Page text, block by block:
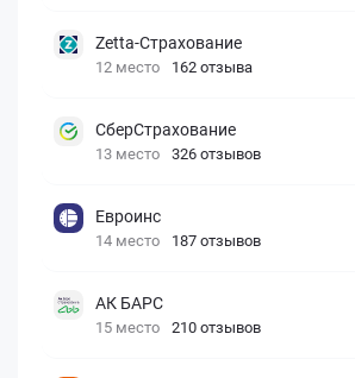
Zetta-Страхование
12 место 162 отзыва
СберСтрахование
13 место 326 отзывов
Евроинс
14 место 187 отзывов
АК БАРС
15 место 210 отзывов